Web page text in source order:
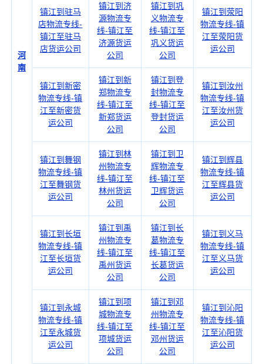
河
南
镇江到驻马
店物流专线-
镇江至驻马
店货运公司
镇江到济
源物流专
线-镇江至
济源货运
公司
镇江到巩
义物流专
线-镇江至
巩义货运
公司
镇江到荥阳
物流专线-镇
江至荥阳货
运公司
镇江到新密
物流专线-镇
江至新密货
运公司
镇江到新
郑物流专
线-镇江至
新郑货运
公司
镇江到登
封物流专
线-镇江至
登封货运
公司
镇江到汝州
物流专线-镇
江至汝州货
运公司
镇江到舞钢
物流专线-镇
江至舞钢货
运公司
镇江到林
州物流专
线-镇江至
林州货运
公司
镇江到卫
辉物流专
线-镇江至
卫辉货运
公司
镇江到辉县
物流专线-镇
江至辉县货
运公司
镇江到长垣
物流专线-镇
江至长垣货
运公司
镇江到禹
州物流专
线-镇江至
禹州货运
公司
镇江到长
葛物流专
线-镇江至
长葛货运
公司
镇江到义马
物流专线-镇
江至义马货
运公司
镇江到永城
物流专线-镇
江至永城货
运公司
镇江到项
城物流专
线-镇江至
项城货运
公司
镇江到邓
州物流专
线-镇江至
邓州货运
公司
镇江到沁阳
物流专线-镇
江至沁阳货
运公司